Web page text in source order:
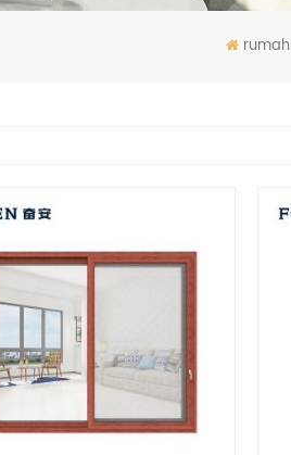
rumah